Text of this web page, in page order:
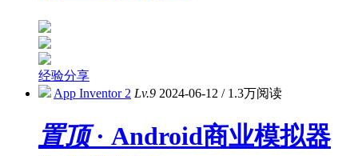
经验分享
App Inventor 2 Lv.9 2024-06-12 /1.3万阅读
置顶· Android商业模拟器